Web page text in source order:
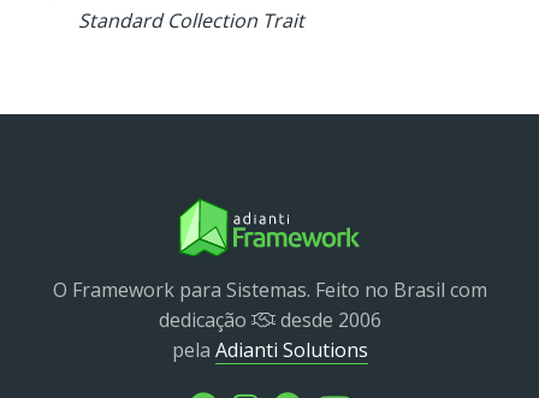
Log
Util
Packages
Application
Standard Collection Trait
O Framework para Sistemas. Feito no Brasil com
dedicação
desde 2006
pela Adianti Solutions